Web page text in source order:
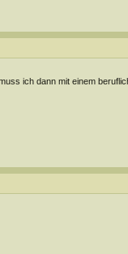
ich dann mit einem